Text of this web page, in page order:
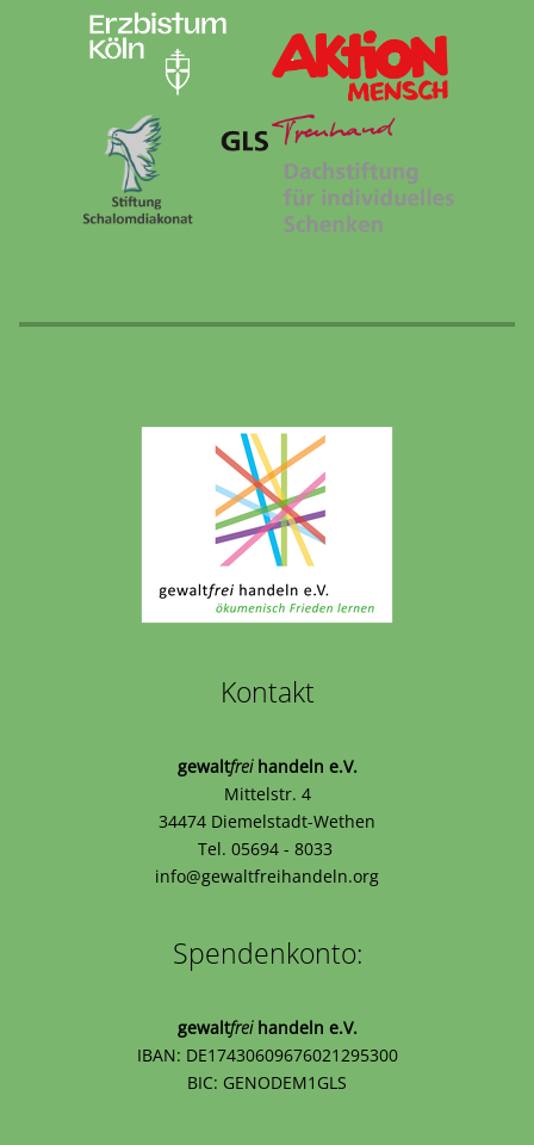
Kontakt
gewaltfreihandeln e.V.
Mittelstr. 4
34474 Diemelstadt-Wethen
Tel. 05694 - 8033
info@gewaltfreihandeln.org
Spendenkonto:
gewaltfreihandeln e.V.
IBAN: DE17430609676021295300
BIC: GENODEM1GLS